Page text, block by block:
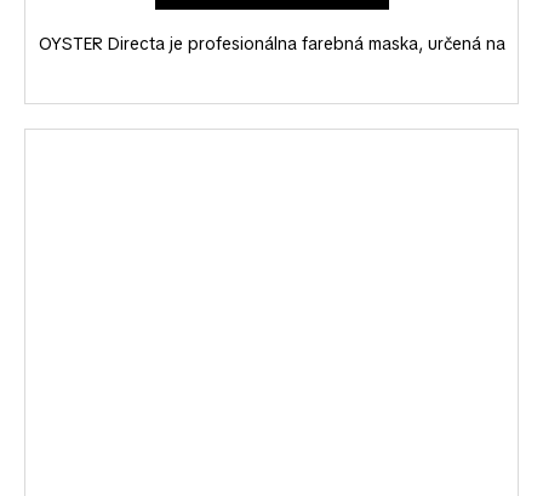
OYSTER Directa je profesionálna farebná maska, určená na